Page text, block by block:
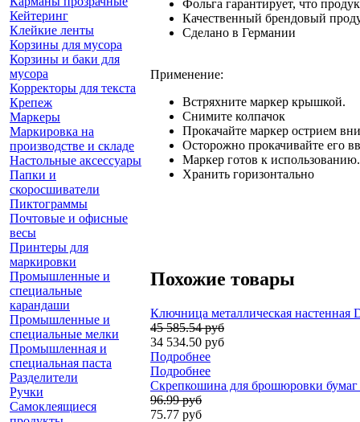
Кейтеринг
Клейкие ленты
Корзины для мусора
Корзины и баки для
мусора
Корректоры для текста
Крепеж
Маркеры
Маркировка на
производстве и складе
Настольные аксессуары
Папки и
скоросшиватели
Пиктограммы
Почтовые и офисные
весы
Принтеры для
маркировки
Промышленные и
специальные
карандаши
Промышленные и
специальные мелки
Промышленная и
специальная паста
Разделители
Ручки
Самоклеящиеся
Фольга гарантирует, что
Качественный брендовый
Сделано в Германии
Применение:
Встряхните маркер крышкой.
Снимите колпачок
Прокачайте маркер острием
Осторожно прокачивайте его
Маркер готов к использованию.
Хранить горизонтально
Похожие товары
Ключница металлическая настенная
45 585.54 руб
34 534.50 руб
Подробнее
Подробнее
Скрепкошина для брошюровки
96.99 руб
75.77 руб